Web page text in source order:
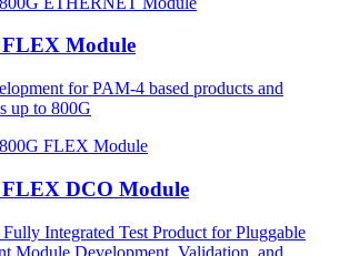
Module
for PAM-4 based products and
up to 800G
DCO Module
Fully Integrated Test Product for Pluggable
Module Development, Validation, and